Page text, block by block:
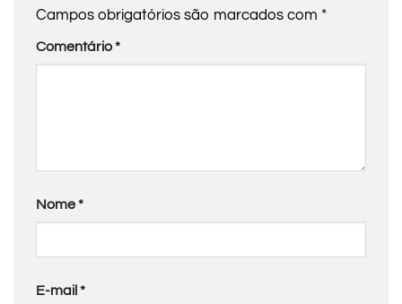
Campos obrigatórios são marcados com *
Comentário*
Nome*
E-mail *